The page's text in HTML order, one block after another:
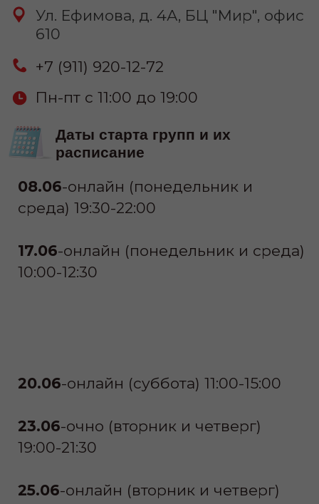
узнать цену
23.06
19:00-21:30
19:30-22:00